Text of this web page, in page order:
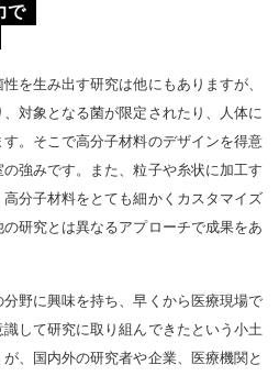
で
を生み出す研究は他にもありますが、
対象となる菌が限定されたり、人体に
。そこで高分子材料のデザインを得意
強みです。また、粒子や糸状に加工す
分子材料をとても細かくカスタマイズ
研究とは異なるアプローチで成果をあ
野に興味を持ち、早くから医療現場で
して研究に取り組んできたという小土
、国内外の研究者や企業、医療機関と